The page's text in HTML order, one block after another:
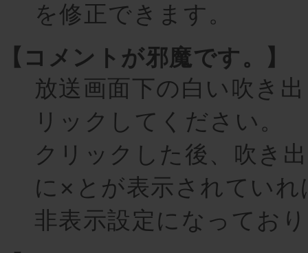
を修正できます。
【コメントが邪魔です。】
放送画面下の白い吹き
リックしてください。
クリックした後、吹き
に×とが表示されてい
非表示設定になってお